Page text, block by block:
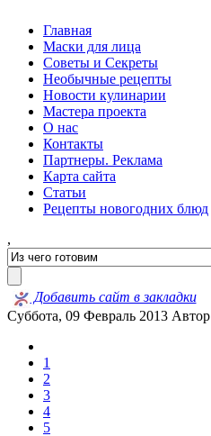
Главная
Маски для лица
Советы и Секреты
Необычные рецепты
Новости кулинарии
Мастера проекта
О нас
Контакты
Партнеры. Реклама
Карта сайта
Статьи
Рецепты новогодних блюд
,
Добавить сайт в закладки
Суббота, 09 Февраль 2013 Автор
1
2
3
4
5